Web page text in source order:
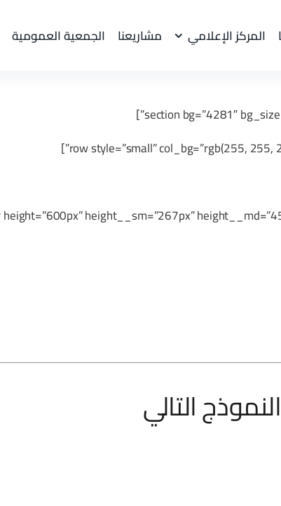
المركز الإعلامي مشاريعنا الجمعية العمومية
التالي